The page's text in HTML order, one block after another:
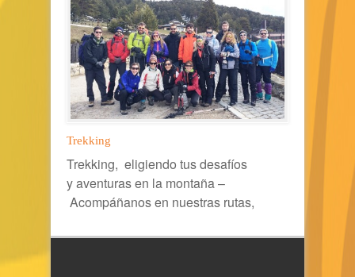
Trekking
Trekking, eligiendo tus desafíos
y aventuras en la montaña –
Acompáñanos en nuestras rutas,